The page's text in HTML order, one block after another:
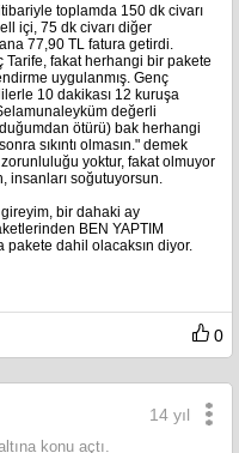
toplamda 150 dk civarı
içi, 75 dk civarı diğer
77,90 TL fatura getirdi.
Tarife, fakat herhangi bir pakete
uygulanmış. Genç
10 dakikası 12 kuruşa
değerli
ötürü) bak herhangi
sıkıntı olmasın." demek
yoktur, fakat olmuyor
insanları soğutuyorsun.
bir dahaki ay
BEN YAPTIM
dahil olacaksın diyor.
0
konu açtı.
14 yıl